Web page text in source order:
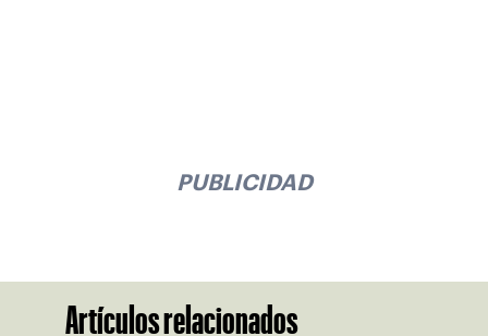
PUBLICIDAD
Artículos relacionados